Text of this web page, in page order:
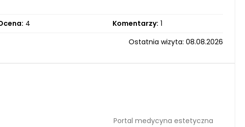
4 Komentarzy: 1
Ostatnia wizyta: 08.08.2026
Portal medycyna estetyczna